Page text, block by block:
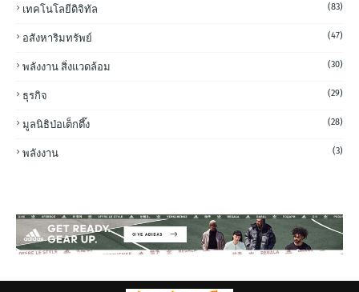
เทคโนโลยีดิจิทัล (83)
อสังหาริมทรัพย์ (47)
พลังงาน สิ่งแวดล้อม (30)
ธุรกิจ (29)
มูลนิธิป่อเต็กตึ๊ง (28)
พลังงาน (3)